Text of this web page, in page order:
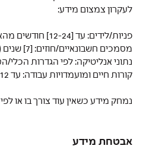
לעקרון צמצום מידע:
פניות/לידים: עד [12-24] חודשים מהאינטראקציה האחרונה.
מסמכים חשבונאיים/חוזים: [7] שנים (כנדרש בדין).
נתוני אנליטיקה: לפי הגדרות הכלי/הספק (בדרך
קורות חיים ומועמדויות עבודה: עד 12 חודשים או עד ביטול הסכמה.
נמחק מידע כשאין עוד צורך בו או לפי
אבטחת מידע